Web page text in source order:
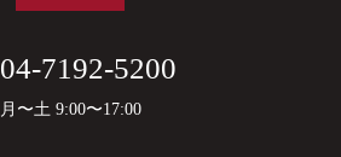
04-7192-5200
月〜土 9:00〜17:00